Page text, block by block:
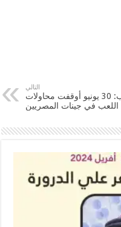
التالي
محلب: 30 يونيو أوقفت محاولات
اللعب في جينات المصريين